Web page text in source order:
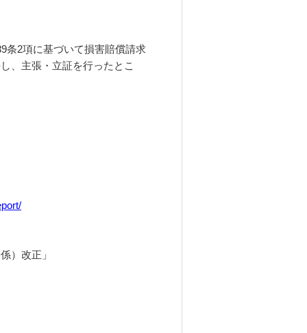
2項に基づいて損害賠償請求
、主張・立証を行ったとこ
）改正 」